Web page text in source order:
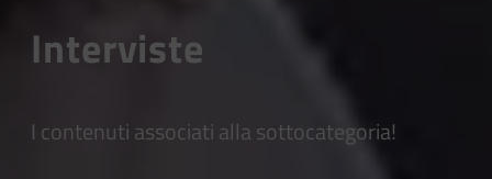
Interviste
I contenuti associati alla sottocategoria!